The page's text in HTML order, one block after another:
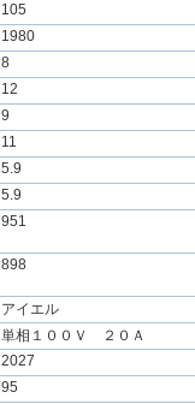
105
1980
8
12
9
11
5.9
5.9
951
898
アイエル
単相１００Ｖ ２０Ａ
2027
95